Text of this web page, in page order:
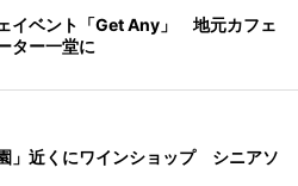
イベント「Get Any」 地元カフェ
ター一堂に
」近くにワインショップ シニアソ